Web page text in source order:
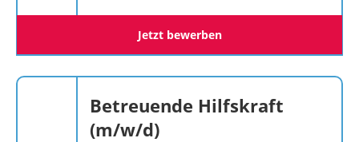
Jetzt bewerben
Betreuende Hilfskraft
(m/w/d)